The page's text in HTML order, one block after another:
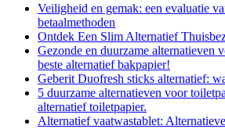
Veiligheid en gemak: een evaluatie
betaalmethoden
Ontdek Een Slim Alternatief
Gezonde en duurzame alternatieven
beste alternatief bakpapier!
Geberit Duofresh sticks alternatief:
5 duurzame alternatieven voor
alternatief toiletpapier.
Alternatief vaatwastablet: